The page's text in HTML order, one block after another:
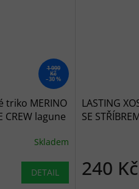
1 999
Kč
–30 %
triko MERINO
CREW lagune
Skladem
DETAIL
LASTING
SE
240 Kč